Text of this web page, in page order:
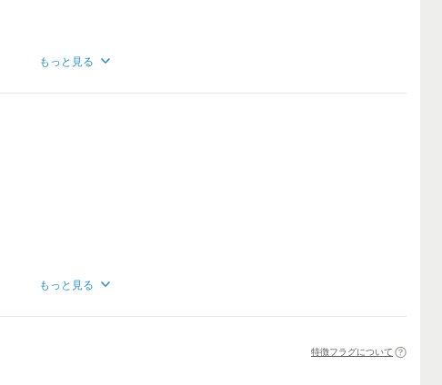
もっと見る
もっと見る
特徴フラグについて